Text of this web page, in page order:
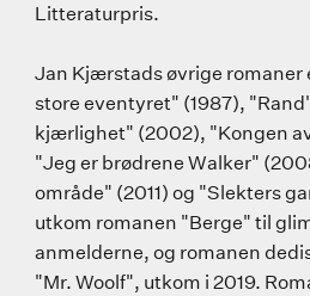
Litteraturpris.
Jan Kjærstads øvrige romaner
store eventyret" (1987),
kjærlighet" (2002), "Kongen
"Jeg er brødrene Walker"
område" (2011) og "Slekters
utkom romanen "Berge" til
anmelderne, og romanen
"Mr. Woolf", utkom i 2019.